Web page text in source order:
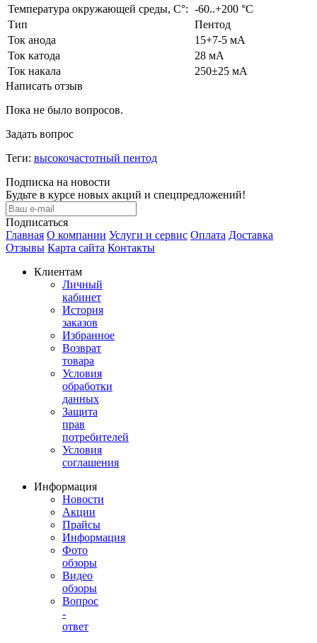
Температура окружающей среды, С°: -60..+200 °С
Тип
Пентод
Ток анода
15+7-5 мА
Ток катода
28 мА
Ток накала
250±25 мА
Написать отзыв
Пока не было вопросов.
Задать вопрос
Теги: высокочастотный пентод
Подписка на новости
Будьте в курсе новых акций и спецпредложений!
Подписаться
Главная О компании Услуги и сервис Оплата Доставка
Отзывы Карта сайта Контакты
Клиентам
Личный
кабинет
История
заказов
Избранное
Возврат
товара
Условия
обработки
данных
Защита
прав
потребителей
Условия
соглашения
Информация
Новости
Акции
Прайсы
Информация
Фото
обзоры
Видео
обзоры
Вопрос
-
ответ